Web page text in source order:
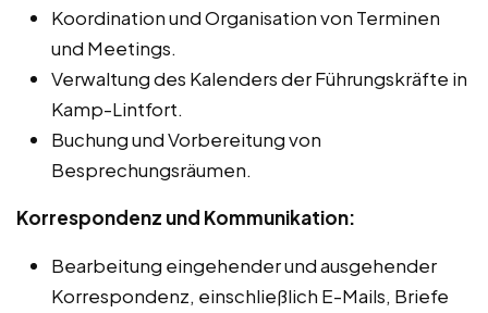
Koordination und Organisation von Terminen
und Meetings.
Verwaltung des Kalenders der Führungskräfte in
Kamp-Lintfort.
Buchung und Vorbereitung von
Besprechungsräumen.
Korrespondenz und Kommunikation:
Bearbeitung eingehender und ausgehender
Korrespondenz, einschließlich E-Mails, Briefe